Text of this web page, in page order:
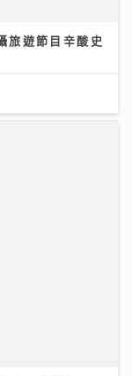
旅遊節目辛酸史